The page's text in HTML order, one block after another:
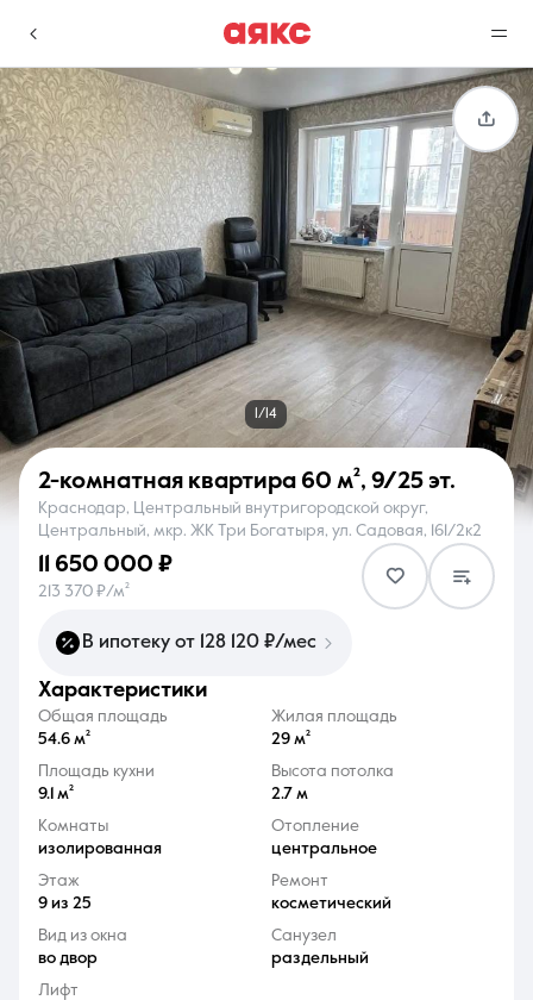
г. Краснодар
Избранное
0 объявлений
Сравнение
0 объявлений
Недвижимость Услуги
О компании Контакты
8 (861) 297-00-00
Ежедневно с 08:30 до 20:00
1/14
2-комнатная квартира 60 м², 9/25 эт.
Краснодар, Центральный внутригородской округ,
Центральный, мкр. ЖК Три Богатыря, ул. Садовая, 161/2к2
11 650 000 ₽
213 370 ₽/м²
В ипотеку от 128 120 ₽/мес
характеристики
Общая площадь
54.6 м²
Жилая площадь
29 м²
Площадь кухни
9.1 м²
Высота потолка
2.7 м
Комнаты
изолированная
Отопление
центральное
Этаж
9 из 25
Ремонт
косметический
Вид из окна
во двор
Санузел
раздельный
Лифт